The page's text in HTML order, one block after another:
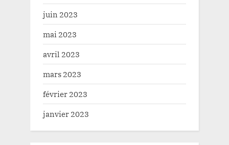
juin 2023
mai 2023
avril 2023
mars 2023
février 2023
janvier 2023